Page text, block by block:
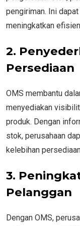
pengiriman. Ini
meningkatkan
2.
Persediaan
OMS membantu
menyediakan
produk. Dengan
stok, perusahaan
kelebihan
3.
Pelanggan
Dengan OMS,